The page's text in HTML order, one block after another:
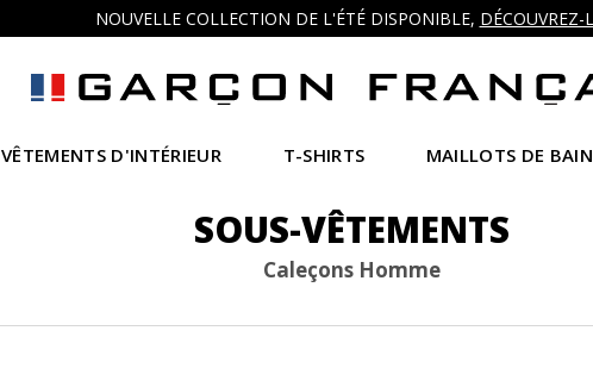
NOUVELLE COLLECTION DE L'ÉTÉ DISPONIBLE, DÉCOUVREZ-
VÊTEMENTS D'INTÉRIEUR T-SHIRTS MAILLOTS DE BAIN
SOUS-VÊTEMENTS
Caleçons Homme